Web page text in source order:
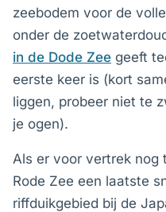
zeebodem voor de
onder de
in de Dode Zee geeft
eerste keer is (kort
liggen, probeer niet te
je ogen).
Als er voor vertrek nog
Rode Zee een laatste
riffduikgebied bij de